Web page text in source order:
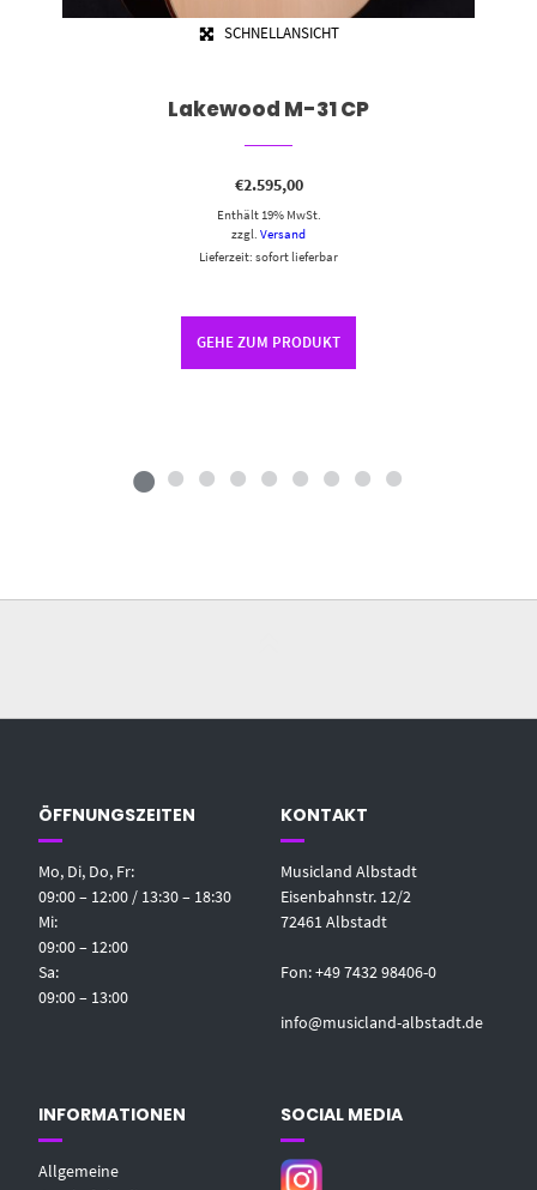
SCHNELLANSICHT
Lakewood M-31 CP
€2.595,00
Enthält 19% MwSt.
zzgl.Versand
Lieferzeit: sofort lieferbar
GEHE ZUM PRODUKT
ÖFFNUNGSZEITEN
Mo, Di, Do, Fr:
09:00 – 12:00 / 13:30 – 18:30
Mi:
09:00 – 12:00
Sa:
09:00 – 13:00
KONTAKT
Musicland Albstadt
Eisenbahnstr. 12/2
72461 Albstadt
Fon: +49 7432 98406-0
info@musicland-albstadt.de
INFORMATIONEN
Allgemeine
SOCIAL MEDIA